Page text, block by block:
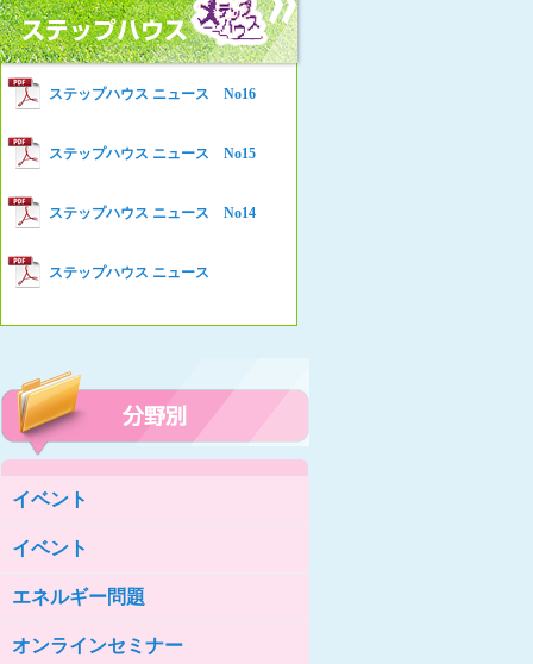
Women’s Shelter HELP News No76
Women’s Shelter HELP News No75
Women’s Shelter HELP News
女性の家HELP ネットワークニュー
ス No.93
女性の家HELP ネットワークニュー
ス No.92
女性の家HELP ネットワークニュー
ス No.91
女性の家HELP ネットワークニュー
ス No.90
女性の家HELP ネットワークニュー
ス No.89
女性の家HELP ネットワークニュー
ス No.87
女性の家HELP ネットワークニュー
女性の家HELP ネットワークニュー
ス No.85
女性の家HELP ネットワークニュー
ステップハウス ニュース No16
ステップハウス ニュース No15
ステップハウス ニュース No14
ステップハウス ニュース
イベント
イベント
エネルギー問題
オンラインセミナー